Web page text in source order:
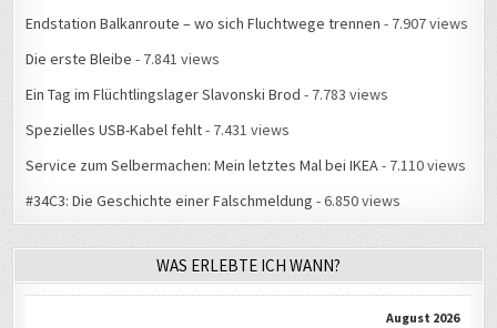
Endstation Balkanroute – wo sich Fluchtwege trennen - 7.907 views
Die erste Bleibe - 7.841 views
Ein Tag im Flüchtlingslager Slavonski Brod - 7.783 views
Spezielles USB-Kabel fehlt- 7.431 views
Service zum Selbermachen: Mein letztes Mal bei IKEA- 7.110 views
#34C3: Die Geschichte einer Falschmeldung - 6.850 views
WAS ERLEBTE ICH WANN?
August 2026